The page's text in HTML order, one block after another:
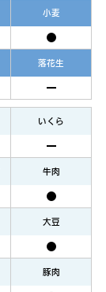
小麦
落花生
いくら
牛肉
大豆
豚肉